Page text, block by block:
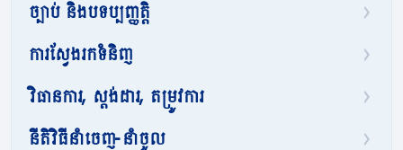
ច្បាប់ និងបទប្បញ្ញត្តិ
ការស្វែងរកទំនិញ
វិធានការ, ស្តង់ដារ, តម្រូវការ
នីតិវិធីនាំចេញ-នាំចូល